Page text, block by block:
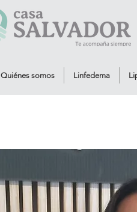
Quiénes somos Linfedema